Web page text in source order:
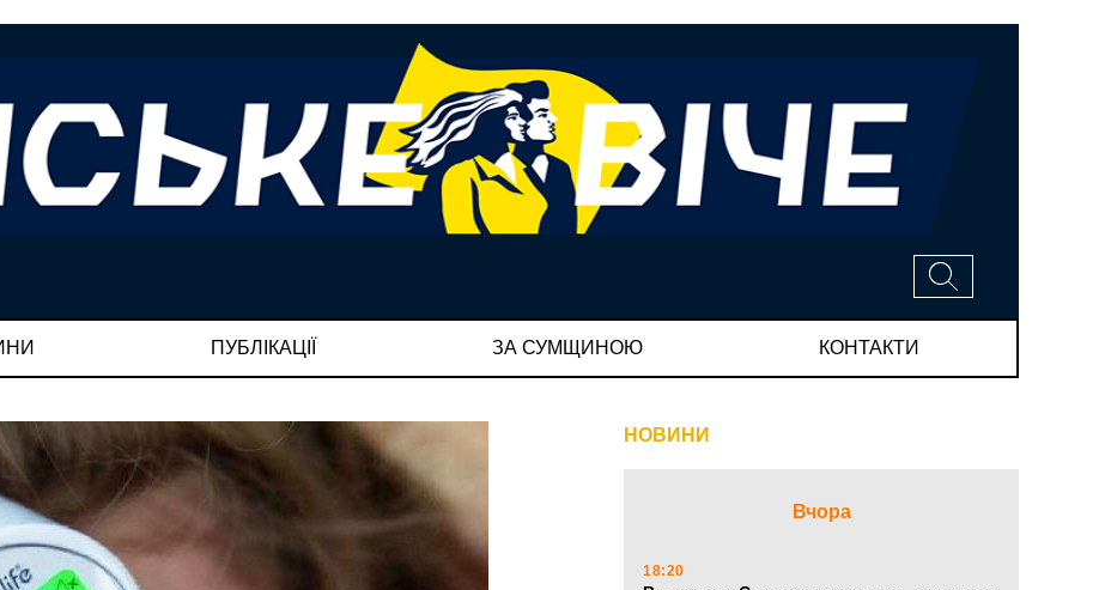
ПУБЛІКАЦІЇ ЗА СУМЩИНОЮ КОНТАКТИ
НОВИНИ
Вчора
18:20